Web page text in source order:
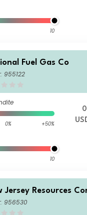
10
Fuel Gas Co
955122
0% +50%
10
Jersey Resources
956530